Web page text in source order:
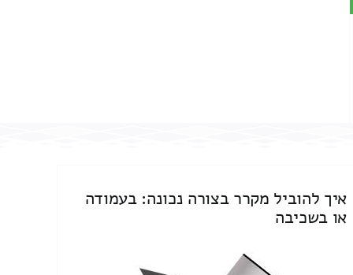
איך להוביל מקרר בצורה נכונה: בעמודה
או בשכיבה